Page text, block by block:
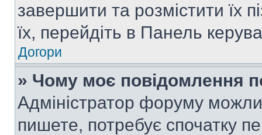
завершити та розмістити їх
їх, перейдіть в Панель
Догори
» Чому моє повідомлення
Адміністратор форуму
пишете, потребує спочатку